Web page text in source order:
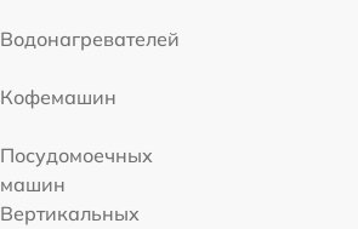
Водонагревателей
Кофемашин
Посудомоечных
машин
Вертикальных